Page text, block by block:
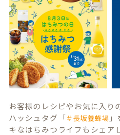
お客様のレシピやお気に入り
ハッシュタグ「＃長坂養蜂場
キなはちみつライフもシェア